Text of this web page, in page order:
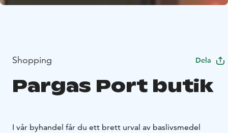
Shopping Dela
Pargas Port butik
I vår byhandel får du ett brett urval av baslivsmedel